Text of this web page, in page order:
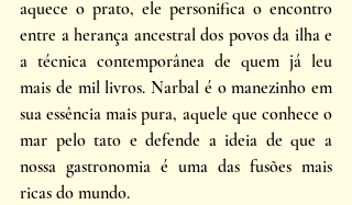
aquece o prato, ele personifica o encontro
entre a herança ancestral dos povos da ilha e
a técnica contemporânea de quem já leu
mais de mil livros. Narbal é o manezinho em
sua essência mais pura, aquele que conhece o
mar pelo tato e defende a ideia de que a
nossa gastronomia é uma das fusões mais
ricas do mundo.